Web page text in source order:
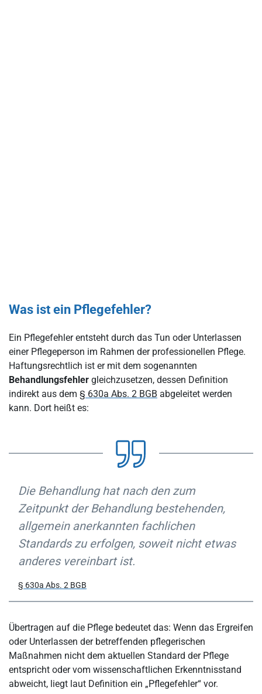
Was ist ein Pflegefehler?
Ein Pflegefehler entsteht durch das Tun oder Unterlassen
einer Pflegeperson im Rahmen der professionellen Pflege.
Haftungsrechtlich ist er mit dem sogenannten
Behandlungsfehler gleichzusetzen, dessen Definition
indirekt aus dem § 630a Abs. 2 BGB abgeleitet werden
kann. Dort heißt es:
Die Behandlung hat nach den zum
Zeitpunkt der Behandlung bestehenden,
allgemein anerkannten fachlichen
Standards zu erfolgen, soweit nicht etwas
anderes vereinbart ist.
§ 630a Abs. 2 BGB
Übertragen auf die Pflege bedeutet das: Wenn das Ergreifen
oder Unterlassen der betreffenden pflegerischen
Maßnahmen nicht dem aktuellen Standard der Pflege
entspricht oder vom wissenschaftlichen Erkenntnisstand
abweicht, liegt laut Definition ein „Pflegefehler“ vor.